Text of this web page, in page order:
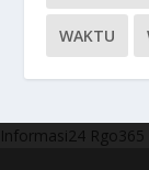
WAKTU
Informasi24 Rgo365